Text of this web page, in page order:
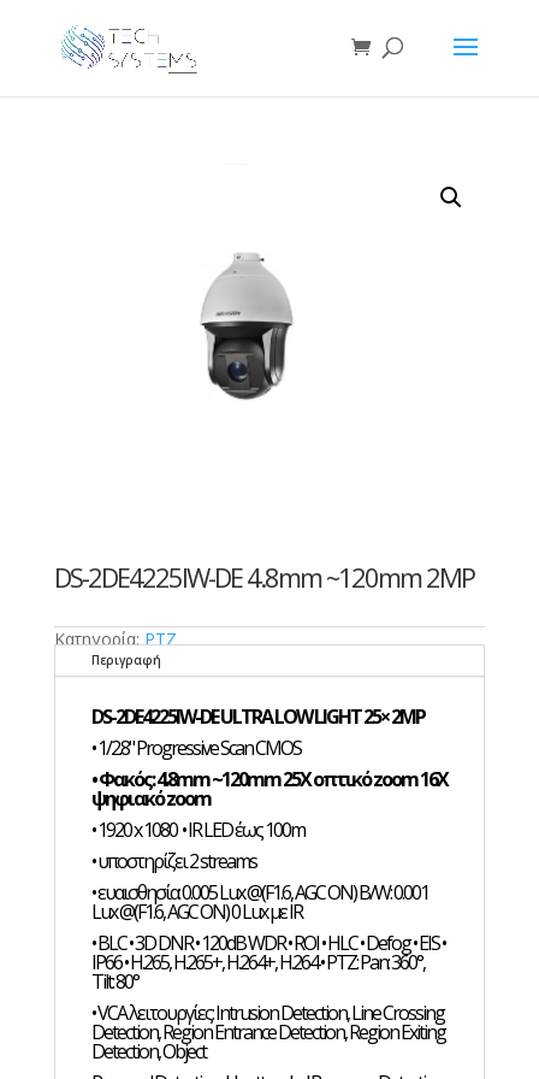
DS-2DE4225IW-DE 4.8mm ~120mm 2MP
Κατηγορία: PTZ
Περιγραφή
DS-2DE4225IW-DE ULTRA LOW LIGHT 25× 2MP
• 1/2.8" Progressive Scan CMOS
• Φακός: 4.8mm ~120mm 25X οπτικό zoom 16X
ψηφιακό zoom
• 1920 x 1080 • IR LED έως 100m
• υποστηρίζει 2 streams
• ευαισθησία: 0.005 Lux @(F1.6, AGC ON) B/W: 0.001
Lux @(F1.6, AGC ON) 0 Lux με IR
• BLC • 3D DNR • 120dB WDR • ROI • HLC • Defog • EIS •
IP66 • H.265, H.265+, H.264+, H.264 • PTZ: Pan: 360°,
Tilt: 80°
• VCA λειτουργίες: Intrusion Detection, Line Crossing
Detection, Region Entrance Detection, Region Exiting
Detection, Object